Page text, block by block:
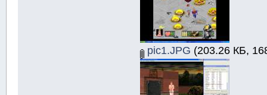
pic1.JPG (203.26 КБ,